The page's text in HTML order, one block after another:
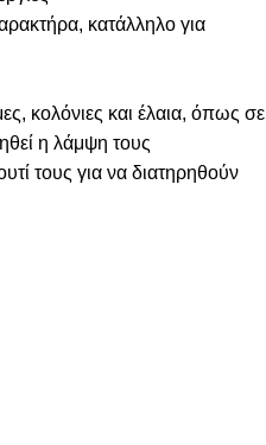
κατάλληλο για
κολόνιες και έλαια, όπως σε
η λάμψη τους
τους για να διατηρηθούν